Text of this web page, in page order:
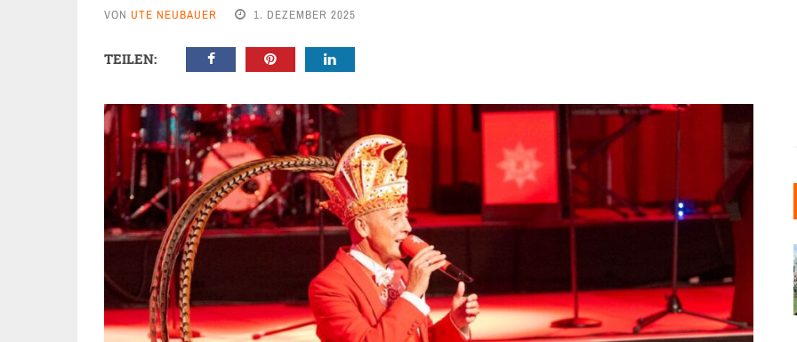
VON UTE NEUBAUER 1. DEZEMBER 2025
TEILEN: